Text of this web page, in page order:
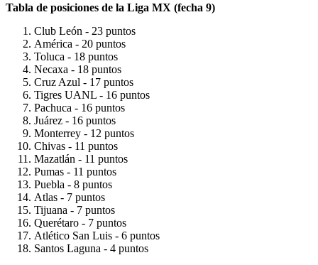
Tabla de posiciones de la Liga MX (fecha 9)
Club León - 23 puntos
América - 20 puntos
Toluca - 18 puntos
Necaxa - 18 puntos
Cruz Azul - 17 puntos
Tigres UANL - 16 puntos
Pachuca - 16 puntos
Juárez - 16 puntos
Monterrey - 12 puntos
Chivas - 11 puntos
Mazatlán - 11 puntos
Pumas - 11 puntos
Puebla - 8 puntos
Atlas - 7 puntos
Tijuana - 7 puntos
Querétaro - 7 puntos
Atlético San Luis - 6 puntos
Santos Laguna - 4 puntos